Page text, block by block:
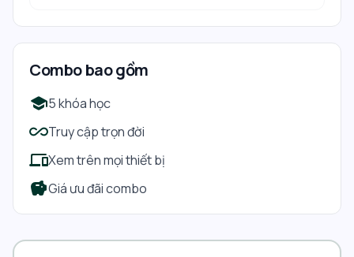
Combo bao gồm
school5 khóa học
all_inclusiveTruy cập trọn đời
devicesXem trên mọi thiết bị
savingsGiá ưu đãi combo